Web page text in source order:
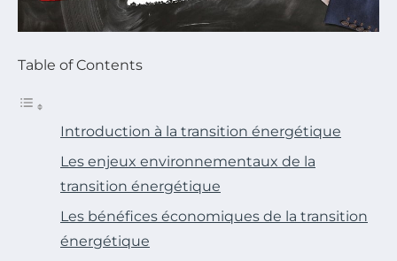
Table of Contents
Introduction à la transition énergétique
Les enjeux environnementaux de la
transition énergétique
Les bénéfices économiques de la transition
énergétique